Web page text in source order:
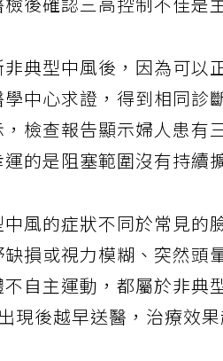
後確認三高控制不佳是
典型中風後，因為可以
中心求證，得到相同診
檢查報告顯示婦人患有
的是阻塞範圍沒有持續
風的症狀不同於常見的
損或視力模糊、突然頭
自主運動，都屬於非典
現後越早送醫，治療效果